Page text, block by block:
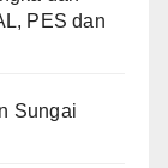
PES dan
Sungai